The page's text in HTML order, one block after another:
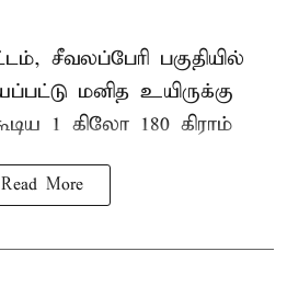
சீவலப்பேரி பகுதியில்
மனித உயிருக்கு
1 கிலோ 180 கிராம்
Read More